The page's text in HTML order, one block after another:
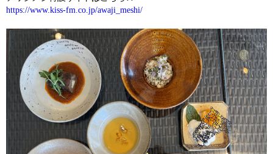
https://www.kiss-fm.co.jp/awaji_meshi/